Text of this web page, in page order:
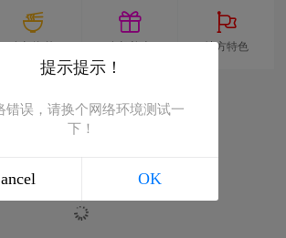
有机海外 有机礼盒 地方特色
提示提示！
错误，请换个网络环境测试一
下！
OK